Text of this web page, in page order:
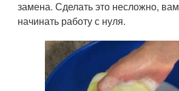
замена. Сделать это несложно,
начинать работу с нуля.